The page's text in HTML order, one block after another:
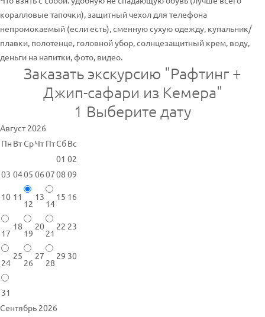
коралловые тапочки), защитный чехол для телефона
непромокаемый (если есть), сменную сухую одежду, купальник/
плавки, полотенце, головной убор, солнцезащитный крем, воду,
деньги на напитки, фото, видео.
Заказать экскурсию "Рафтинг +
Джип-сафари из Кемера"
1 Выберите дату
Август 2026
Пн ВтСрЧт ПтСбВс
01 02
03 0405 060708 09
10 11
12
13
14
15 16
17
18
19
20
21
22 23
24
25
26
27
28
29 30
31
Сентябрь 2026